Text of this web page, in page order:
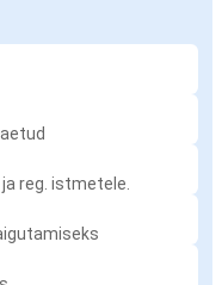
reg. istmetele.